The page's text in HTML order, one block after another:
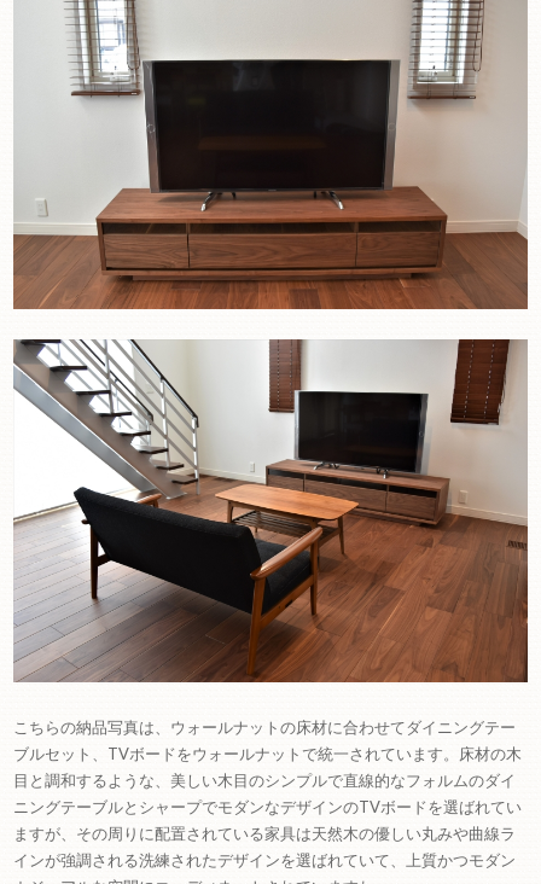
こちらの納品写真は、ウォールナットの床材に合わせてダイニングテー
ブルセット、TVボードをウォールナットで統一されています。床材の木
目と調和するような、美しい木目のシンプルで直線的なフォルムのダイ
ニングテーブルとシャープでモダンなデザインのTVボードを選ばれてい
ますが、その周りに配置されている家具は天然木の優しい丸みや曲線ラ
インが強調される洗練されたデザインを選ばれていて、上質かつモダン